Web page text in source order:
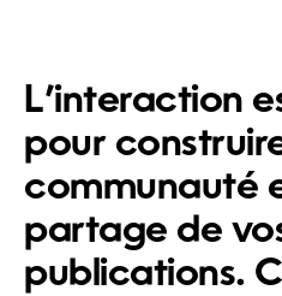
L’interaction
pour
communauté
partage de
publications.